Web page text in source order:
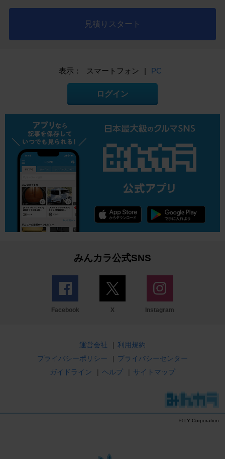
見積りスタート
表示： スマートフォン PC
ログイン
みんカラ公式SNS
Facebook X Instagram
運営会社 | 利用規約
プライバシーポリシー
| プライバシーセンター
ガイドライン
| ヘルプ | サイトマップ
© LY Corporation